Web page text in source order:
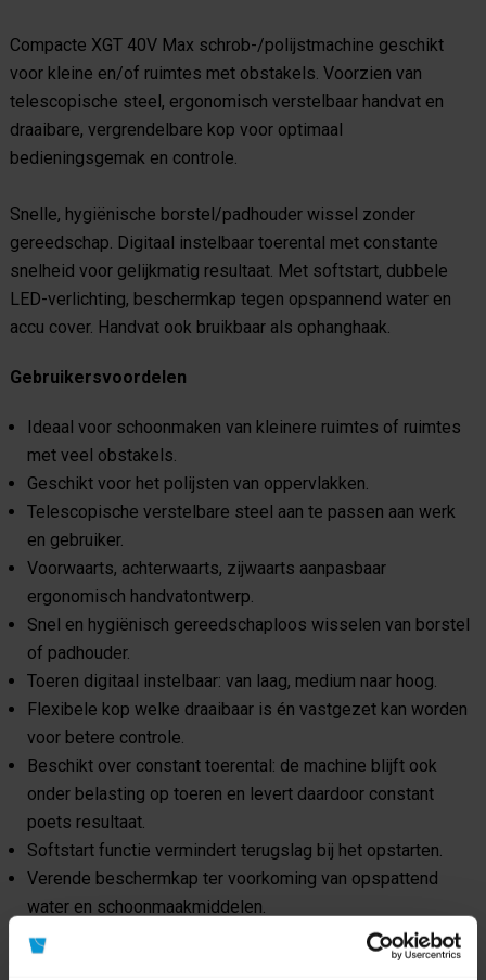
Compacte XGT 40V Max schrob-/polijstmachine geschikt
voor kleine en/of ruimtes met obstakels. Voorzien van
telescopische steel, ergonomisch verstelbaar handvat en
draaibare, vergrendelbare kop voor optimaal
bedieningsgemak en controle.
Snelle, hygiënische borstel/padhouder wissel zonder
gereedschap. Digitaal instelbaar toerental met constante
snelheid voor gelijkmatig resultaat. Met softstart, dubbele
LED-verlichting, beschermkap tegen opspannend water en
accu cover. Handvat ook bruikbaar als ophanghaak.
Gebruikersvoordelen
Ideaal voor schoonmaken van kleinere ruimtes of ruimtes
met veel obstakels.
Geschikt voor het polijsten van oppervlakken.
Telescopische verstelbare steel aan te passen aan werk
en gebruiker.
Voorwaarts, achterwaarts, zijwaarts aanpasbaar
ergonomisch handvatontwerp.
Snel en hygiënisch gereedschaploos wisselen van borstel
of padhouder.
Toeren digitaal instelbaar: van laag, medium naar hoog.
Flexibele kop welke draaibaar is én vastgezet kan worden
voor betere controle.
Beschikt over constant toerental: de machine blijft ook
onder belasting op toeren en levert daardoor constant
poets resultaat.
Softstart functie vermindert terugslag bij het opstarten.
Verende beschermkap ter voorkoming van opspattend
water en schoonmaakmiddelen.
Met dubbele LED-verlichting voor beter zicht op het werk.
Accu cover beschermt de accu tegen opspattend water en